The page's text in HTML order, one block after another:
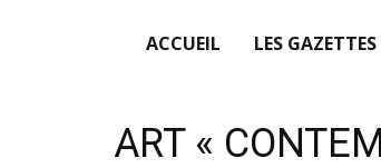
ACCUEIL LES GAZETTES
ART «